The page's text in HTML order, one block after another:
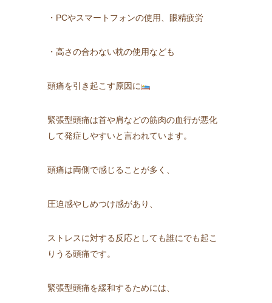
・PCやスマートフォンの使用、眼精疲労
・高さの合わない枕の使用なども
頭痛を引き起こす原因に
緊張型頭痛は首や肩などの筋肉の血行が悪化
して発症しやすいと言われています。
頭痛は両側で感じることが多く、
圧迫感やしめつけ感があり、
ストレスに対する反応としても誰にでも起こ
りうる頭痛です。
緊張型頭痛を緩和するためには、